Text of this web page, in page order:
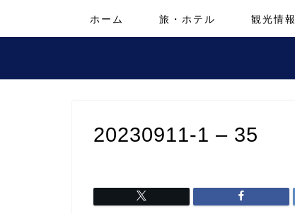
ホーム 旅・ホテル 観光情報
20230911-1 – 35